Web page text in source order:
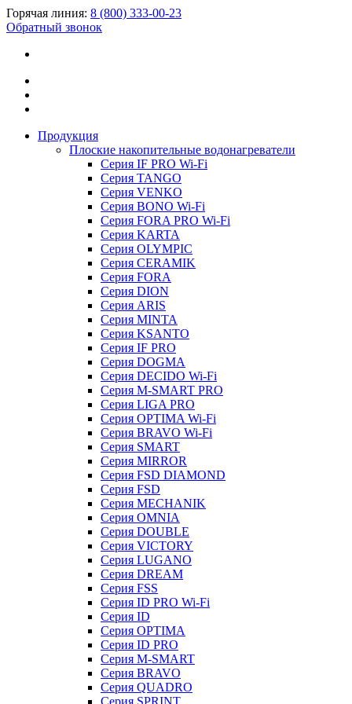
Горячая линия: 8 (800) 333-00-23
Обратный звонок
Продукция
Плоские накопительные водонагреватели
Серия IF PRO Wi-Fi
Серия TANGO
Серия VENKO
Серия BONO Wi-Fi
Серия FORA PRO Wi-Fi
Серия KARTA
Серия OLYMPIC
Серия CERAMIK
Серия FORA
Серия DION
Серия ARIS
Серия MINTA
Серия KSANTO
Серия IF PRO
Серия DOGMA
Серия DECIDO Wi-Fi
Серия M-SMART PRO
Серия LIGA PRO
Серия OPTIMA Wi-Fi
Серия BRAVO Wi-Fi
Серия SMART
Серия MIRROR
Серия FSD DIAMOND
Серия FSD
Серия MECHANIK
Серия OMNIA
Серия DOUBLE
Серия VICTORY
Серия LUGANO
Серия DREAM
Серия FSS
Серия ID PRO Wi-Fi
Серия ID
Серия OPTIMA
Серия ID PRO
Серия M-SMART
Серия BRAVO
Серия QUADRO
Серия SPRINT